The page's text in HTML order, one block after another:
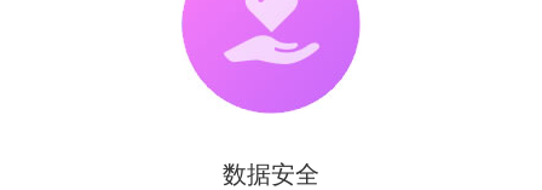
数据安全